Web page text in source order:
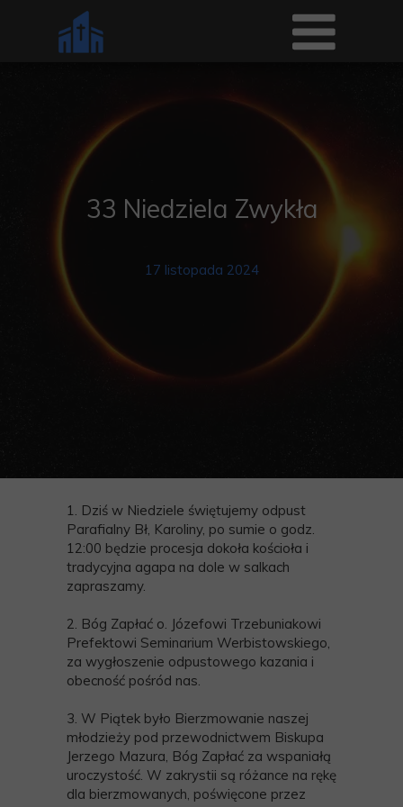
33 Niedziela Zwykła
17 listopada 2024
1. Dziś w Niedziele świętujemy odpust
Parafialny Bł, Karoliny, po sumie o godz.
12:00 będzie procesja dokoła kościoła i
tradycyjna agapa na dole w salkach
zapraszamy.
2. Bóg Zapłać o. Józefowi Trzebuniakowi
Prefektowi Seminarium Werbistowskiego,
za wygłoszenie odpustowego kazania i
obecność pośród nas.
3. W Piątek było Bierzmowanie naszej
młodzieży pod przewodnictwem Biskupa
Jerzego Mazura, Bóg Zapłać za wspaniałą
uroczystość. W zakrystii są różance na rękę
dla bierzmowanych, poświęcone przez